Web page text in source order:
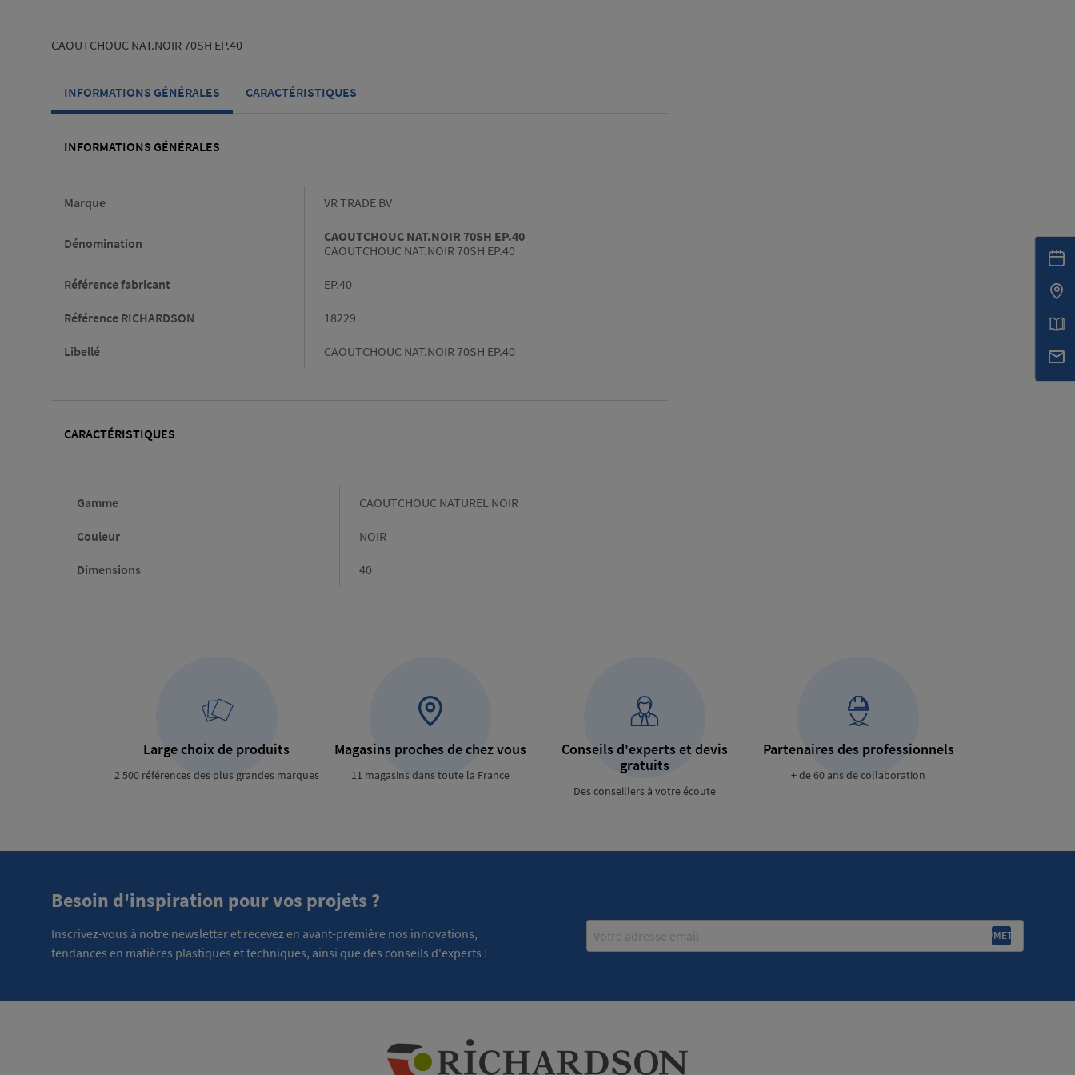
CAOUTCHOUC NAT.NOIR 70SH EP.40
INFORMATIONS GÉNÉRALES CARACTÉRISTIQUES
INFORMATIONS GÉNÉRALES
Marque VR TRADE BV
Dénomination
CAOUTCHOUC NAT.NOIR 70SH EP.40
CAOUTCHOUC NAT.NOIR 70SH EP.40
Référence fabricant EP.40
Référence RICHARDSON 18229
Libellé CAOUTCHOUC NAT.NOIR 70SH EP.40
CARACTÉRISTIQUES
Gamme Gamme
CAOUTCHOUC NATUREL NOIR
Couleur Couleur
NOIR
Dimensions Dimensions
40
Large choix de produits
2 500 références des plus grandes marques
Magasins proches de chez vous
11 magasins dans toute la France
Conseils d'experts et devis
gratuits
Des conseillers à votre écoute
Partenaires des professionnels
+ de 60 ans de collaboration
Besoin d'inspiration pour vos projets ?
Inscrivez-vous à notre newsletter et recevez en avant-première nos innovations,
tendances en matières plastiques et techniques, ainsi que des conseils d'experts !
Email